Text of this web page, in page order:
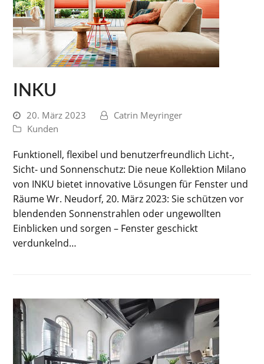
INKU
20. März 2023
Catrin Meyringer
Kunden
Funktionell, flexibel und benutzerfreundlich Licht-,
Sicht- und Sonnenschutz: Die neue Kollektion Milano
von INKU bietet innovative Lösungen für Fenster und
Räume Wr. Neudorf, 20. März 2023: Sie schützen vor
blendenden Sonnenstrahlen oder ungewollten
Einblicken und sorgen – Fenster geschickt
verdunkelnd…